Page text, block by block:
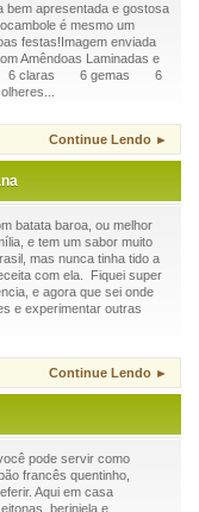
bem apresentada e gostosa
é mesmo um
festas!Imagem enviada
Amêndoas Laminadas e
6 claras 6 gemas 6
Continue Lendo ►
batata baroa, ou melhor
e tem um sabor muito
mas nunca tinha tido a
com ela. Fiquei super
e agora que sei onde
e experimentar outras
Continue Lendo ►
pode servir como
francês quentinho,
Aqui em casa
berinjela e